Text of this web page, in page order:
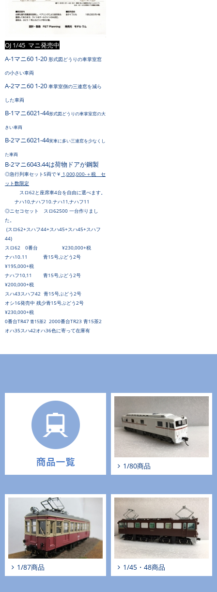
OJ 1/45 マニ発売中
A-1マニ60 1-20 形式図どうりの車掌室窓
の小さい車両
A-2マニ60 1-20 車掌室側の三連窓を減ら
した車両
B-1マニ6021-44形式図どうりの車掌室窓の大
きい車両
B-2マニ6021-44実車に多い三連窓を少なくし
た車両
B-2マニ6043.44は荷物ドアが鋼製
◎急行列車セット5両で￥ 1,000,000-＋税 セ
ット数限定
スロ62と座席車4台を自由に選べます。
ナハ10,ナハフ10.ナハ11,ナハフ11
◎ニセコセット スロ62500 一台作りまし
た。
(スロ62+スハフ44+スハ45+スハ45+スハフ
44)
スロ62 0番台
¥230,000+税
ナハ10.11 青15号ぶどう2号
¥195,000+税
ナハフ10,11 青15号ぶどう2号
¥200,000+税
スハ43スハフ42 青15号ぶどう2号
オシ16発売中 残少青15号ぶどう2号
¥230,000+税
0番台TR47青15茶2 2000番台TR23 青15茶2
オハ35スハ42オハ36色に寄って在庫有
1/80商品
1/87商品 1/45・48商品